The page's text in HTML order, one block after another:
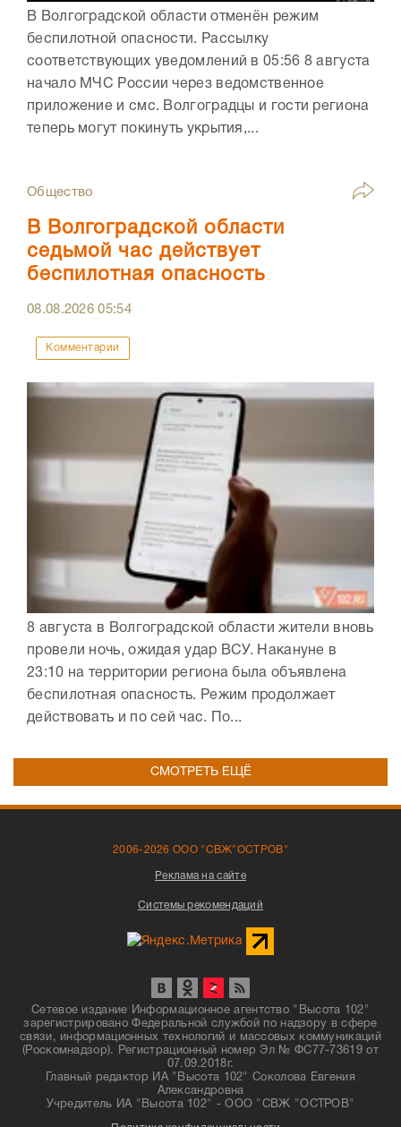
В Волгоградской области отменён режим
беспилотной опасности. Рассылку
соответствующих уведомлений в 05:56 8 августа
начало МЧС России через ведомственное
приложение и смс. Волгоградцы и гости региона
теперь могут покинуть укрытия,...
Общество
В Волгоградской области
седьмой час действует
беспилотная опасность
08.08.202605:54
Комментарии
8 августа в Волгоградской области жители вновь
провели ночь, ожидая удар ВСУ. Накануне в
23:10 на территории региона была объявлена
беспилотная опасность. Режим продолжает
действовать и по сей час. По...
СМОТРЕТЬ ЕЩЁ
2006-2026 ООО "СВЖ"ОСТРОВ"
Реклама на сайте
Системы рекомендаций
Сетевое издание Информационное агентство "Высота 102"
зарегистрировано Федеральной службой по надзору в сфере
связи, информационных технологий и массовых коммуникаций
(Роскомнадзор). Регистрационный номер Эл № ФС77-73619 от
07.09.2018г.
Главный редактор ИА "Высота 102" Соколова Евгения
Александровна
Учредитель ИА "Высота 102" - ООО "СВЖ "ОСТРОВ"